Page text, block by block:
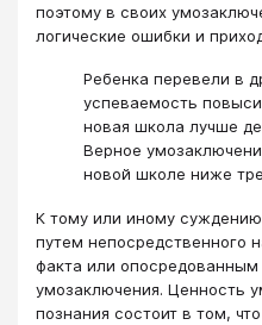
поэтому в своих
логические ошибки и
Ребенка перевели в
успеваемость
новая школа лучше
Верное
новой школе ниже
К тому или иному
путем непосредственного
факта или
умозаключения. Ценность
познания состоит в том,